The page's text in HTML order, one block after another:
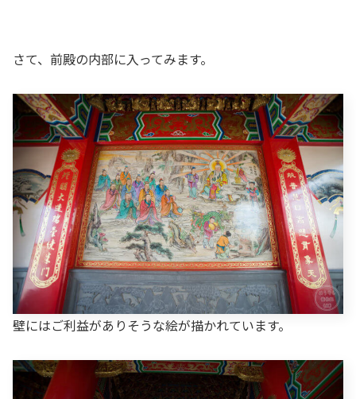
さて、前殿の内部に入ってみます。
壁にはご利益がありそうな絵が描かれています。